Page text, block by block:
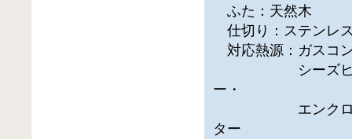
ふた：天然木
仕切り：ステンレ
対応熱源：ガスコ
シーズヒータ
ー・
エンクロヒー
ター